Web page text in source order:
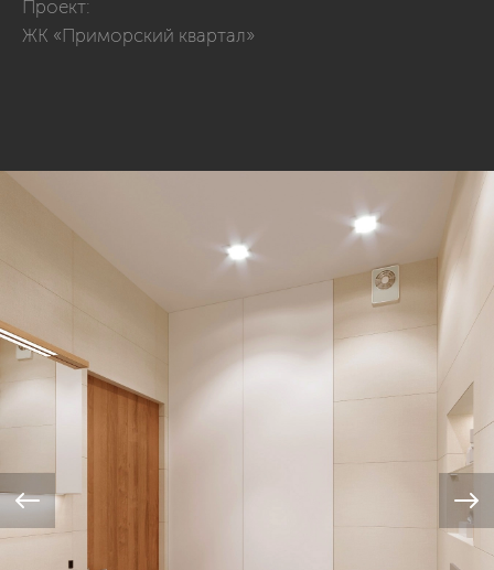
Проект:
ЖК «Приморский квартал»